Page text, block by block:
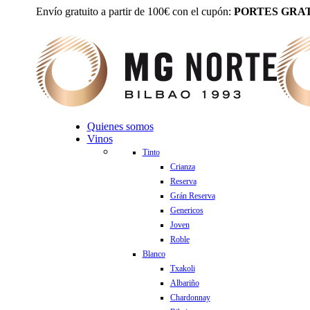
Envío gratuito a partir de 100€ con el cupón: PORTES
Quienes somos
Vinos
Tinto
Crianza
Reserva
Grán Reserva
Genericos
Joven
Roble
Blanco
Txakoli
Albariño
Chardonnay